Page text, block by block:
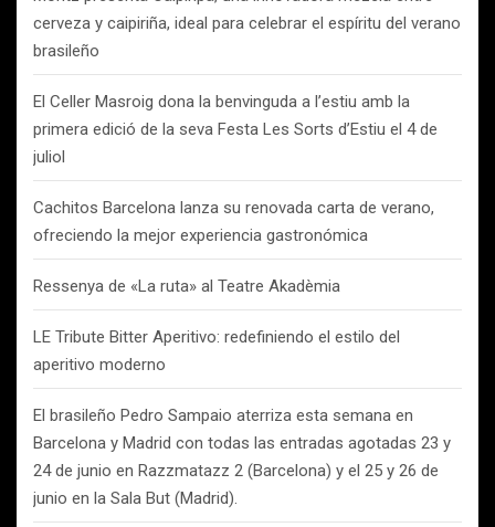
cerveza y caipiriña, ideal para celebrar el espíritu del verano
brasileño
El Celler Masroig dona la benvinguda a l’estiu amb la
primera edició de la seva Festa Les Sorts d’Estiu el 4 de
juliol
Cachitos Barcelona lanza su renovada carta de verano,
ofreciendo la mejor experiencia gastronómica
Ressenya de «La ruta» al Teatre Akadèmia
LE Tribute Bitter Aperitivo: redefiniendo el estilo del
aperitivo moderno
El brasileño Pedro Sampaio aterriza esta semana en
Barcelona y Madrid con todas las entradas agotadas 23 y
24 de junio en Razzmatazz 2 (Barcelona) y el 25 y 26 de
junio en la Sala But (Madrid).